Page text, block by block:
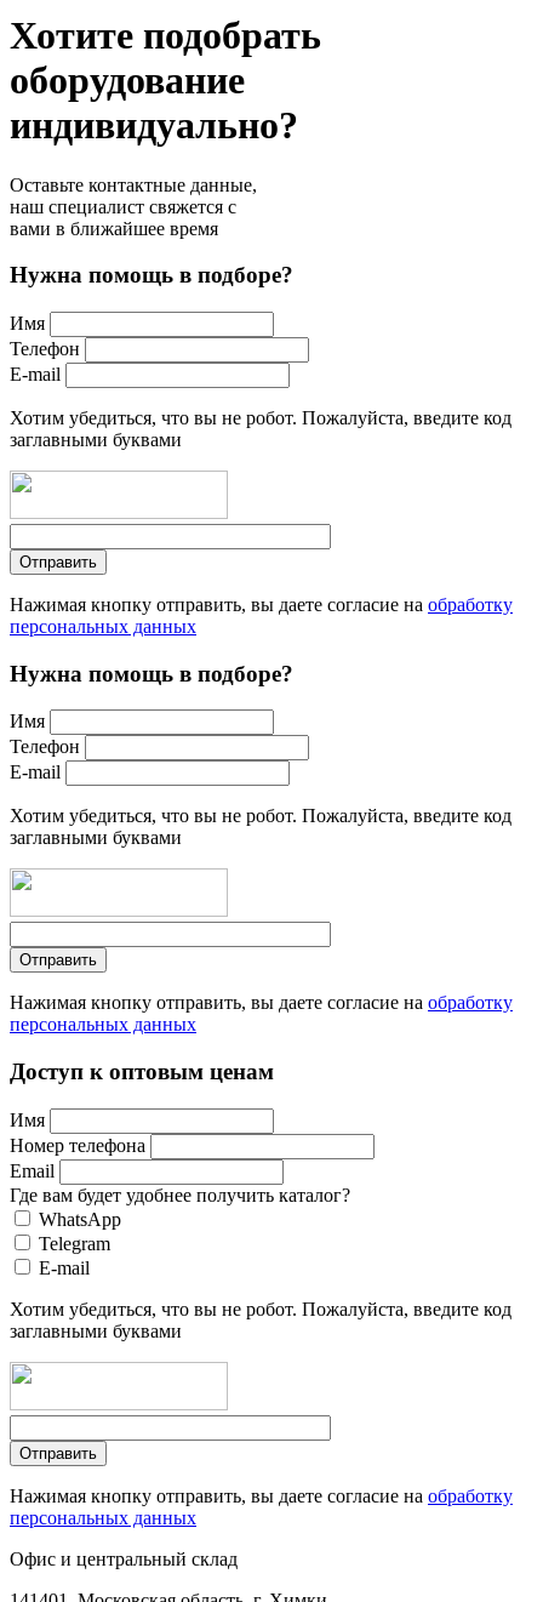
Хотите подобрать
оборудование
индивидуально?
Оставьте контактные данные,
наш специалист свяжется с
вами в ближайшее время
Нужна помощь в подборе?
Имя
Телефон
E-mail
Хотим убедиться, что вы не робот. Пожалуйста, введите код
заглавными буквами
Нажимая кнопку отправить, вы даете согласие на обработку
персональных данных
Нужна помощь в подборе?
Имя
Телефон
E-mail
Хотим убедиться, что вы не робот. Пожалуйста, введите код
заглавными буквами
Нажимая кнопку отправить, вы даете согласие на обработку
персональных данных
Доступ к оптовым ценам
Имя
Номер телефона
Email
Где вам будет удобнее получить каталог?
WhatsApp
Telegram
E-mail
Хотим убедиться, что вы не робот. Пожалуйста, введите код
заглавными буквами
Нажимая кнопку отправить, вы даете согласие на обработку
персональных данных
Офис и центральный склад